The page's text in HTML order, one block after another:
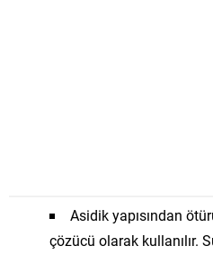
Asidik yapısından
çözücü olarak kullanılır.